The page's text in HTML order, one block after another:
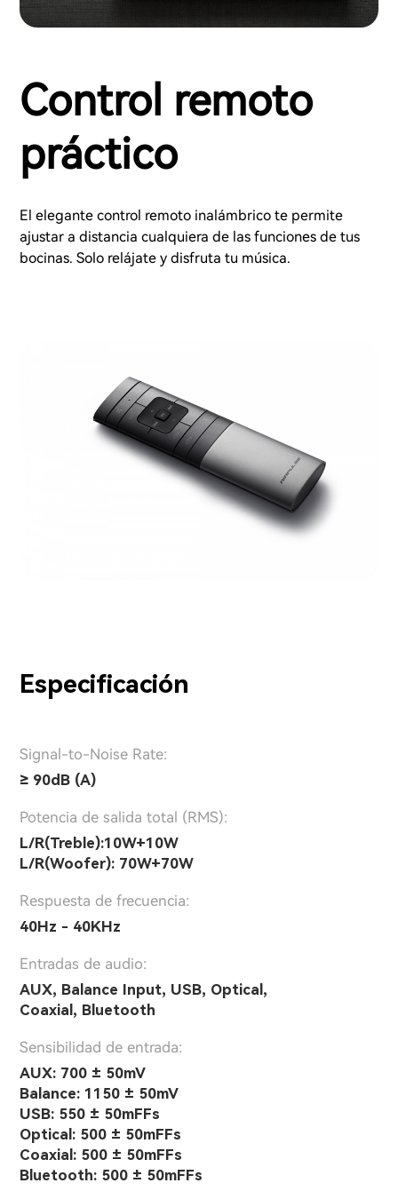
Control remoto
práctico
El elegante control remoto inalámbrico te permite
ajustar a distancia cualquiera de las funciones de tus
bocinas. Solo relájate y disfruta tu música.
Especificación
Signal-to-Noise Rate:
≥ 90dB (A)
Potencia de salida total (RMS):
L/R(Treble):10W+10W
L/R(Woofer): 70W+70W
Respuesta de frecuencia:
40Hz - 40KHz
Entradas de audio:
AUX, Balance Input, USB, Optical,
Coaxial, Bluetooth
Sensibilidad de entrada:
AUX: 700 ± 50mV
Balance: 1150 ± 50mV
USB: 550 ± 50mFFs
Optical: 500 ± 50mFFs
Coaxial: 500 ± 50mFFs
Bluetooth: 500 ± 50mFFs